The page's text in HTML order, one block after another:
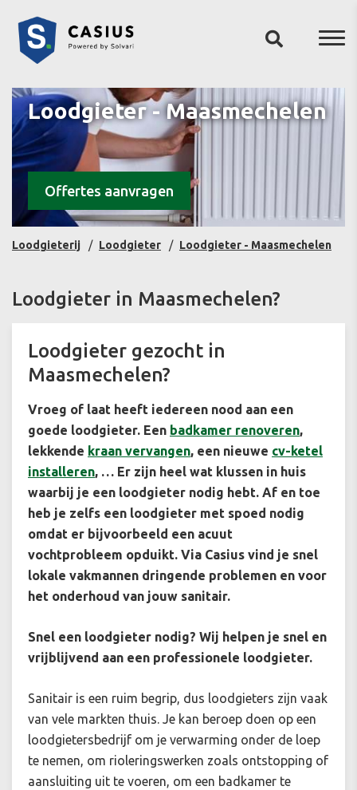
Loodgieter - Maasmechelen
Offertes aanvragen
Loodgieterij Loodgieter Loodgieter - Maasmechelen
Loodgieter in Maasmechelen?
Loodgieter gezocht in
Maasmechelen?
Vroeg of laat heeft iedereen nood aan een
goede loodgieter. Een badkamer renoveren,
lekkende kraan vervangen, een nieuwe cv-ketel
installeren, … Er zijn heel wat klussen in huis
waarbij je een loodgieter nodig hebt. Af en toe
heb je zelfs een loodgieter met spoed nodig
omdat er bijvoorbeeld een acuut
vochtprobleem opduikt. Via Casius vind je snel
lokale vakmannen dringende problemen en voor
het onderhoud van jouw sanitair.
Snel een loodgieter nodig? Wij helpen je snel en
vrijblijvend aan een professionele loodgieter.
Sanitair is een ruim begrip, dus loodgieters zijn vaak
van vele markten thuis. Je kan beroep doen op een
loodgietersbedrijf om je verwarming onder de loep
te nemen, om rioleringswerken zoals ontstopping of
aansluiting uit te voeren, om een badkamer te